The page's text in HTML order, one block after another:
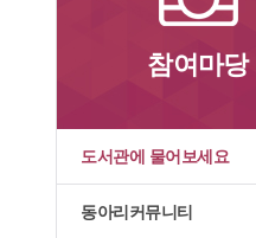
참여마당
도서관에 물어보세요
동아리커뮤니티